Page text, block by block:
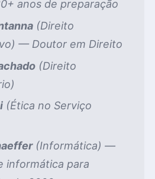
anos de preparação
(Direito
— Doutor em Direito
(Direito
(Ética no Serviço
(Informática) —
informática para